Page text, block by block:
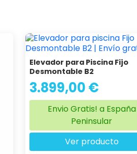
Elevador para Piscina Fijo
Desmontable B2
3.899,00 €
Envio Gratis! a España
Peninsular
Ver producto